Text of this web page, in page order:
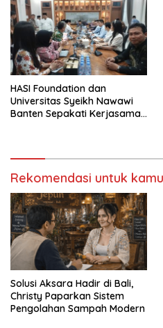
HASI Foundation dan
Universitas Syeikh Nawawi
Banten Sepakati Kerjasama
Rekomendasi untuk kamu
Solusi Aksara Hadir di Bali,
Christy Paparkan Sistem
Pengolahan Sampah Modern